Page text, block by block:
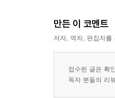
2부 여름날의 감사
062 여름날의 감사
064 아침의 기도
만든 이 코멘트
저자, 역자, 편집자를
접수된 글은 확
독자 분들의 리